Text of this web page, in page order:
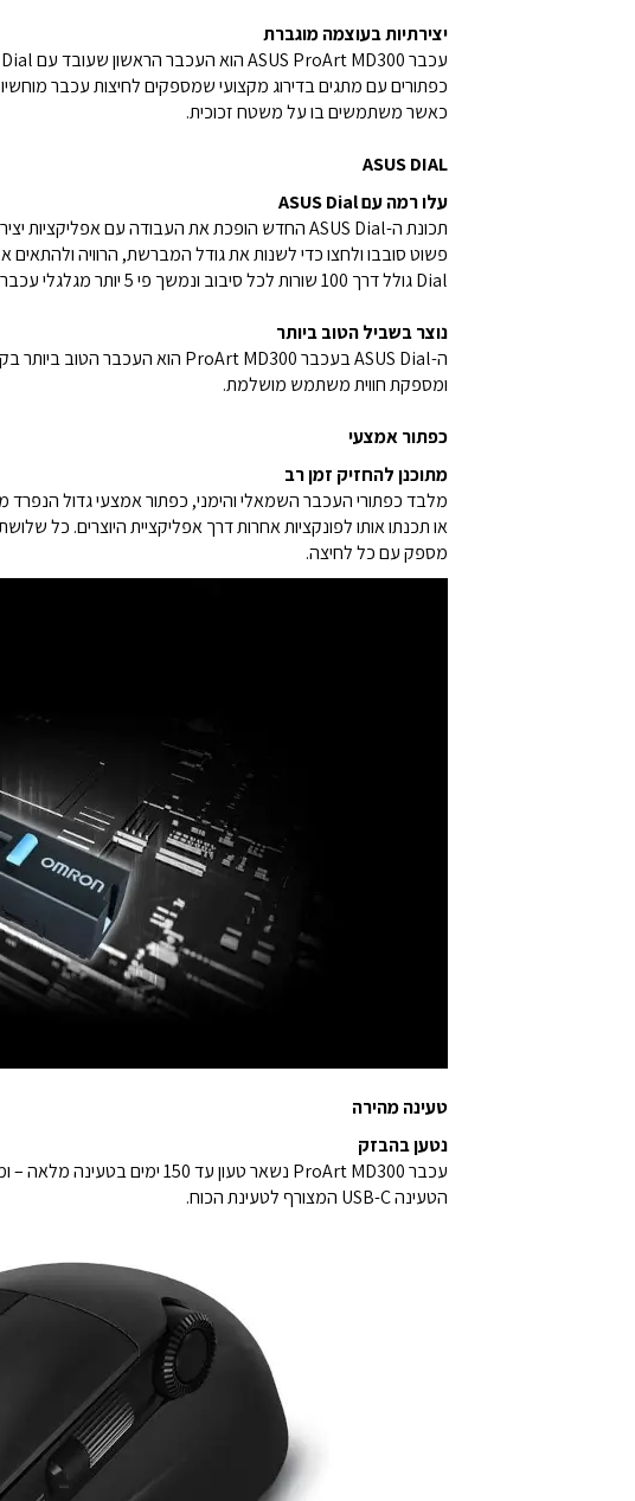
יצירתיות בעוצמה מוגברת
כאשר משתמשים בו על משטח זכוכית.
ASUS DIAL
עלו רמה עם ASUS Dial
Dial גולל דרך 100 שורות לכל סיבוב ונמשך פי 5 יותר מגלגלי עכבר מסורתיים.
נוצר בשביל הטוב ביותר
ומספקת חווית משתמש מושלמת.
כפתור אמצעי
מתוכנן להחזיק זמן רב
מספק עם כל לחיצה.
טעינה מהירה
נטען בהבזק
הטעינה USB-C המצורף לטעינת הכוח.